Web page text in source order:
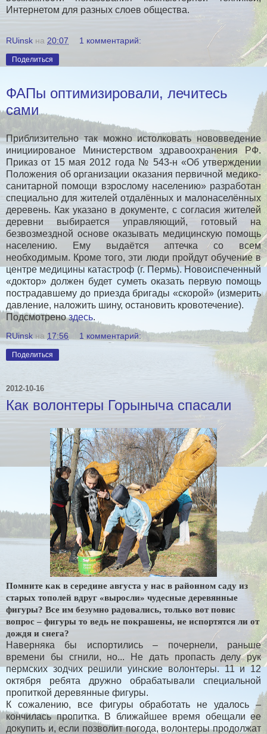
Интернетом для разных слоев общества.
RUinsk на 20:07 1 комментарий:
Поделиться
ФАПы оптимизировали, лечитесь
сами
Приблизительно так можно истолковать нововведение
инициированое Министерством здравоохранения РФ.
Приказ от 15 мая 2012 года № 543-н «Об утверждении
Положения об организации оказания первичной медико-
санитарной помощи взрослому населению» разработан
специально для жителей отдалённых и малонаселённых
деревень. Как указано в документе, с согласия жителей
деревни выбирается управляющий, готовый на
безвозмездной основе оказывать медицинскую помощь
населению. Ему выдаётся аптечка со всем
необходимым. Кроме того, эти люди пройдут обучение в
центре медицины катастроф (г. Пермь). Новоиспеченный
«доктор» должен будет суметь оказать первую помощь
пострадавшему до приезда бригады «скорой» (измерить
давление, наложить шину, остановить кровотечение).
Подсмотреноздесь.
RUinsk на 17:56 1 комментарий:
Поделиться
2012-10-16
Как волонтеры Горыныча спасали
Помните как в середине августа у нас в районном саду из
старых тополей вдруг «выросли» чудесные деревянные
фигуры? Все им безумно радовались, только вот повис
вопрос – фигуры то ведь не покрашены, не испортятся ли от
дождя и снега?
Наверняка бы испортились – почернели, раньше
времени бы сгнили, но... Не дать пропасть делу рук
пермских зодчих решили уинские волонтеры. 11 и 12
октября ребята дружно обрабатывали специальной
пропиткой деревянные фигуры.
К сожалению, все фигуры обработать не удалось –
кончилась пропитка. В ближайшее время обещали ее
докупить и, если позволит погода, волонтеры продолжат